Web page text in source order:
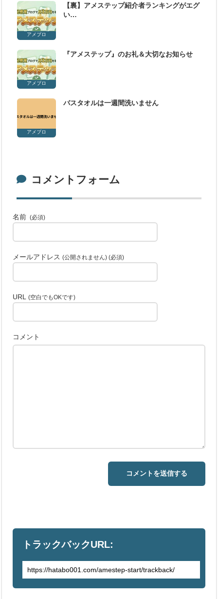
アメブロ
【裏】アメステップ紹介者ランキングがエグ
い…
アメブロ
『アメステップ』のお礼＆大切なお知らせ
アメブロ
バスタオルは一週間洗いません
コメントフォーム
名前 (必須)
メールアドレス(公開されません) (必須)
URL(空白でもOKです)
コメント
トラックバックURL: